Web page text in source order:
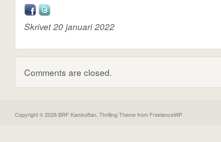
Skrivet 20 januari 2022
Comments are closed.
Copyright © 2026 BRF Kamkoftan. Thrilling Themefrom FreelanceWP